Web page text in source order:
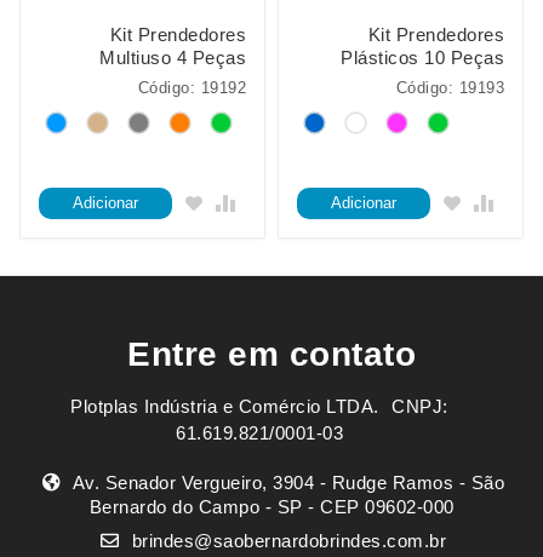
Kit Prendedores
Multiuso 4 Peças
Código: 19192
Adicionar
Kit Prendedores
Plásticos 10 Peças
Código: 19193
Adicionar
Entre em contato
Plotplas Indústria e Comércio LTDA. ㅤㅤㅤ CNPJ:
61.619.821/0001-03
Av. Senador Vergueiro, 3904 - Rudge Ramos - São
Bernardo do Campo - SP - CEP 09602-000
brindes@saobernardobrindes.com.br